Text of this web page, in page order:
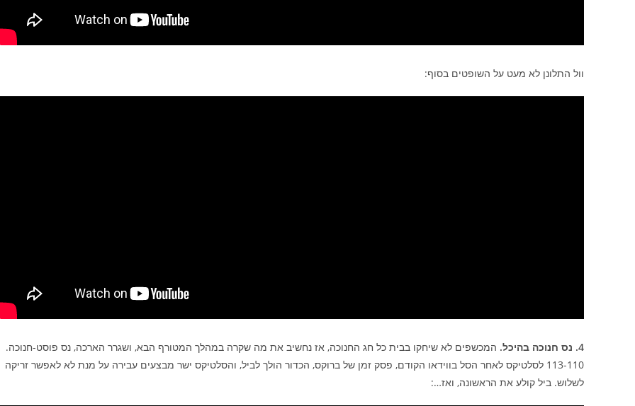
וול התלונן לא מעט על השופטים בסוף:
4. נס חנוכה בהיכל.
המכשפים לא שיחקו בבית כל חג החנוכה, אז נחשיב את מה שקרה במהלך המטורף הבא, ושגרר הארכה, נס פוסט-חנוכה.
113-110 לסלטיקס לאחר הסל בווידאו הקודם, פסק זמן של ברוקס, הכדור הולך לביל, והסלטיקס ישר מבצעים עבירה על מנת לא לאפשר זריקה
לשלוש. ביל קולע את הראשונה, ואז…: